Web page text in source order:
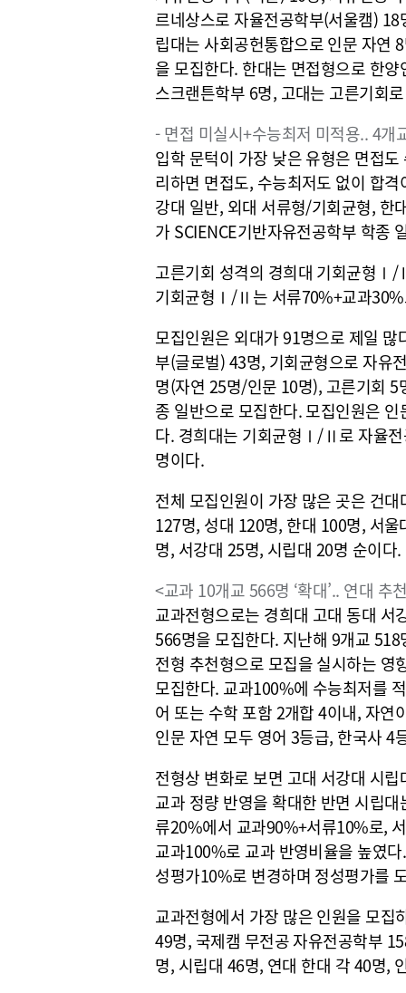
르네상스로 자율전공학부(서울캠)
립대는 사회공헌통합으로 인문 자연
을 모집한다. 한대는 면접형으로 한
스크랜튼학부 6명, 고대는 고른기회
- 면접 미실시+수능최저 미적용.. 4개
입학 문턱이 가장 낮은 유형은 면접
리하면 면접도, 수능최저도 없이 합
강대 일반, 외대 서류형/기회균형, 한
가 SCIENCE기반자유전공학부 학종
고른기회 성격의 경희대 기회균형
기회균형Ⅰ/Ⅱ는 서류70%+교과30%
모집인원은 외대가 91명으로 제일
부(글로벌) 43명, 기회균형으로 자유
명(자연 25명/인문 10명), 고른기회
종 일반으로 모집한다. 모집인원은
다. 경희대는 기회균형Ⅰ/Ⅱ로 자율전
명이다.
전체 모집인원이 가장 많은 곳은 건
127명, 성대 120명, 한대 100명, 서
명, 서강대 25명, 시립대 20명 순이다.
<교과 10개교 566명 ‘확대’.. 연대 추
교과전형으로는 경희대 고대 동대 서
566명을 모집한다. 지난해 9개교
전형 추천형으로 모집을 실시하는 영
모집한다. 교과100%에 수능최저를
어 또는 수학 포함 2개합 4이내, 자연
인문 자연 모두 영어 3등급, 한국사
전형상 변화로 보면 고대 서강대 시
교과 정량 반영을 확대한 반면 시립
류20%에서 교과90%+서류10%로,
교과100%로 교과 반영비율을 높였
성평가10%로 변경하며 정성평가를
교과전형에서 가장 많은 인원을 모집
49명, 국제캠 무전공 자유전공학부
명, 시립대 46명, 연대 한대 각 40명,